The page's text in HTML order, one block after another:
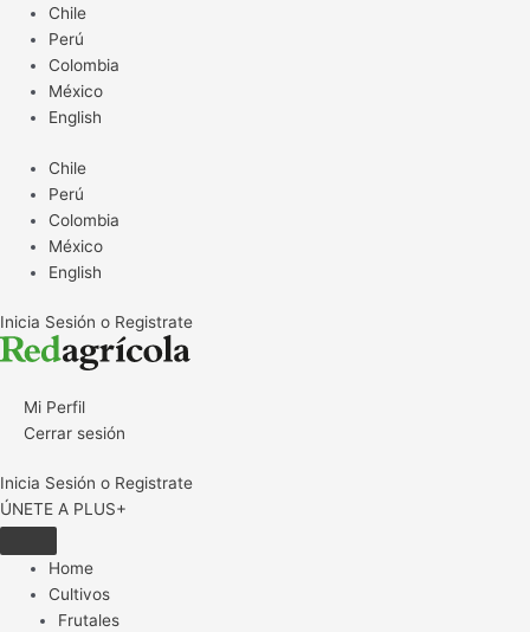
contenido
Chile
Perú
Colombia
México
English
Chile
Perú
Colombia
México
English
Inicia Sesión o Registrate
Mi Perfil
Cerrar sesión
Inicia Sesión o Registrate
ÚNETE A PLUS+
Home
Cultivos
Frutales